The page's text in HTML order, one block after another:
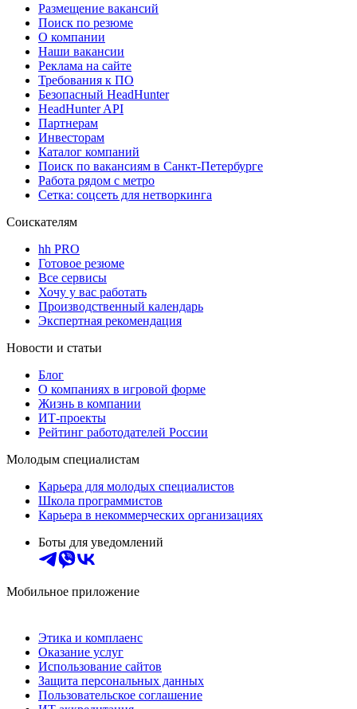
Размещение вакансий
Поиск по резюме
О компании
Наши вакансии
Реклама на сайте
Требования к ПО
Безопасный HeadHunter
HeadHunter API
Партнерам
Инвесторам
Каталог компаний
Поиск по вакансиям в Санкт-Петербурге
Работа рядом с метро
Сетка: соцсеть для нетворкинга
Соискателям
hh PRO
Готовое резюме
Все сервисы
Хочу у вас работать
Производственный календарь
Экспертная рекомендация
Новости и статьи
Блог
О компаниях в игровой форме
Жизнь в компании
ИТ-проекты
Рейтинг работодателей России
Молодым специалистам
Карьера для молодых специалистов
Школа программистов
Карьера в некоммерческих организациях
Боты для уведомлений
Мобильное приложение
Этика и комплаенс
Оказание услуг
Использование сайтов
Защита персональных данных
Пользовательское соглашение